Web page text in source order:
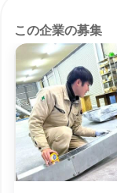
この企業の募集